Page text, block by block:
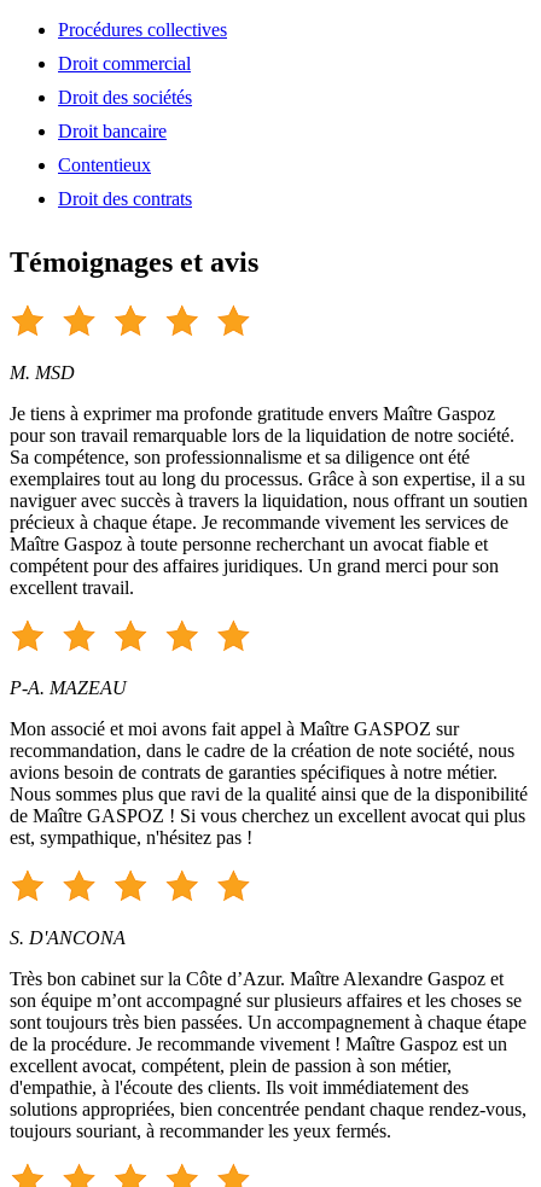
Procédures collectives
Droit commercial
Droit des sociétés
Droit bancaire
Contentieux
Droit des contrats
Témoignages et avis
M. MSD
Je tiens à exprimer ma profonde gratitude envers Maître Gaspoz
pour son travail remarquable lors de la liquidation de notre société.
Sa compétence, son professionnalisme et sa diligence ont été
exemplaires tout au long du processus. Grâce à son expertise, il a su
naviguer avec succès à travers la liquidation, nous offrant un soutien
précieux à chaque étape. Je recommande vivement les services de
Maître Gaspoz à toute personne recherchant un avocat fiable et
compétent pour des affaires juridiques. Un grand merci pour son
excellent travail.
P-A. MAZEAU
Mon associé et moi avons fait appel à Maître GASPOZ sur
recommandation, dans le cadre de la création de note société, nous
avions besoin de contrats de garanties spécifiques à notre métier.
Nous sommes plus que ravi de la qualité ainsi que de la disponibilité
de Maître GASPOZ ! Si vous cherchez un excellent avocat qui plus
est, sympathique, n'hésitez pas !
S. D'ANCONA
Très bon cabinet sur la Côte d’Azur. Maître Alexandre Gaspoz et
son équipe m’ont accompagné sur plusieurs affaires et les choses se
sont toujours très bien passées. Un accompagnement à chaque étape
de la procédure. Je recommande vivement ! Maître Gaspoz est un
excellent avocat, compétent, plein de passion à son métier,
d'empathie, à l'écoute des clients. Ils voit immédiatement des
solutions appropriées, bien concentrée pendant chaque rendez-vous,
toujours souriant, à recommander les yeux fermés.